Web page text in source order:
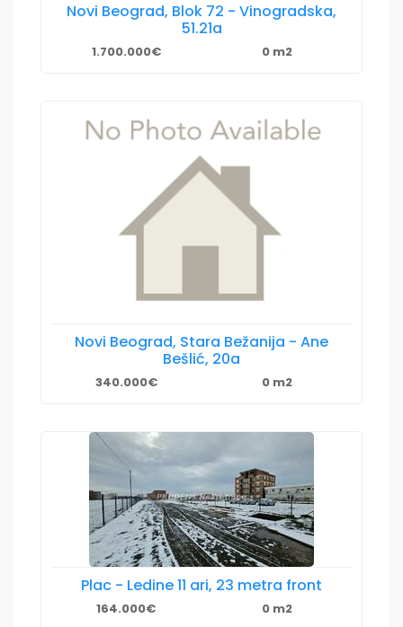
Novi Beograd, Blok 72 - Vinogradska,
51.21a
1.700.000€ 0 m2
Novi Beograd, Stara Bežanija - Ane
Bešlić, 20a
340.000€ 0 m2
Plac - Ledine 11 ari, 23 metra front
164.000€ 0 m2